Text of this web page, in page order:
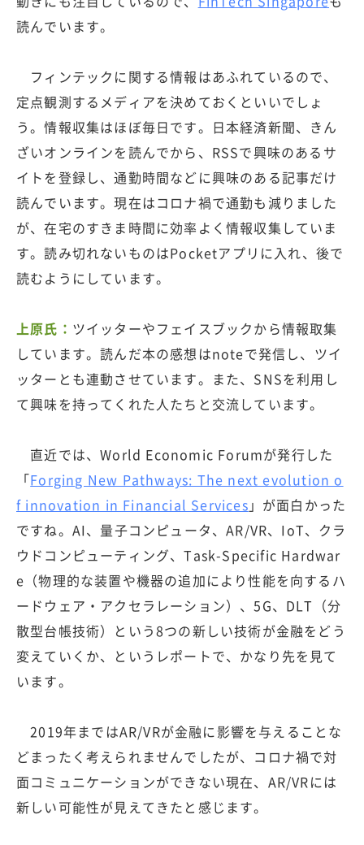
読んでいます。
フィンテックに関する情報はあふれているので、
定点観測するメディアを決めておくといいでしょ
う。情報収集はほぼ毎日です。日本経済新聞、きん
ざいオンラインを読んでから、RSSで興味のあるサ
イトを登録し、通勤時間などに興味のある記事だけ
読んでいます。現在はコロナ禍で通勤も減りました
が、在宅のすきま時間に効率よく情報収集していま
す。読み切れないものはPocketアプリに入れ、後で
読むようにしています。
上原氏： ツイッターやフェイスブックから情報取集
しています。読んだ本の感想はnoteで発信し、ツイ
ッターとも連動させています。また、SNSを利用し
て興味を持ってくれた人たちと交流しています。
直近では、World Economic Forumが発行した
「Forging New Pathways: The next evolution o
f innovation in Financial Services 」が面白かった
ですね。AI、量子コンピュータ、AR/VR、IoT、クラ
ウドコンピューティング、Task-Specific Hardwar
e（物理的な装置や機器の追加により性能を向するハ
ードウェア・アクセラレーション）、5G、DLT（分
散型台帳技術）という8つの新しい技術が金融をどう
変えていくか、というレポートで、かなり先を見て
います。
2019年まではAR/VRが金融に影響を与えることな
どまったく考えられませんでしたが、コロナ禍で対
面コミュニケーションができない現在、AR/VRには
新しい可能性が見えてきたと感じます。